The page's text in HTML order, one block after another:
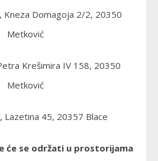
Kneza Domagoja 2/2, 20350
Metković
Krešimira IV 158, 20350
Metković
Lazetina 45, 20357 Blace
će se održati u prostorijama